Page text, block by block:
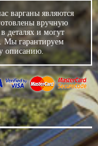
варганы являются
вручную
деталях и могут
Мы гарантируем
описанию.